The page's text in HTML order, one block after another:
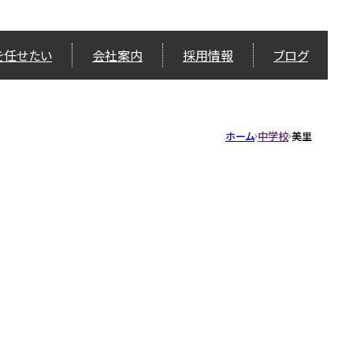
せたい 会社案内 採用情報 ブログ
ホーム 中学校 美里